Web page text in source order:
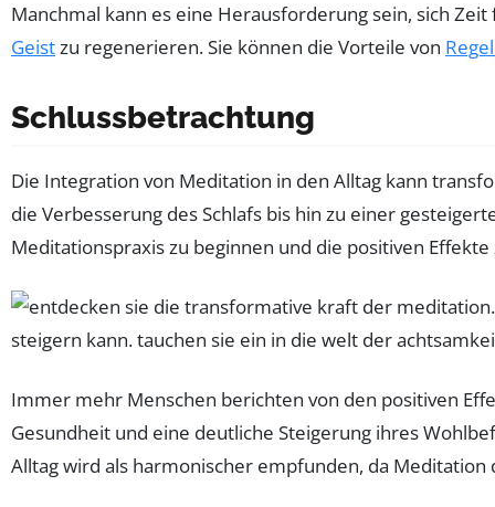
Manchmal kann es eine Herausforderung sein, sich
Geistzu regenerieren. Sie können die Vorteile von
Schlussbetrachtung
Die Integration von Meditation in den Alltag kann
die Verbesserung des Schlafs bis hin zu einer
Meditationspraxis zu beginnen und die positiven
Immer mehr Menschen berichten von den positiven
Gesundheit und eine deutliche Steigerung ihres
Alltag wird als harmonischer empfunden, da